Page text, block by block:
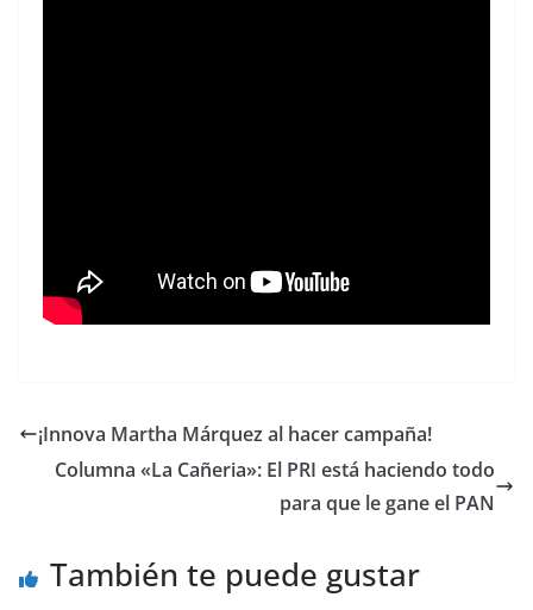
¡Innova Martha Márquez al hacer campaña!
Columna «La Cañeria»: El PRI está haciendo todo
para que le gane el PAN
También te puede gustar